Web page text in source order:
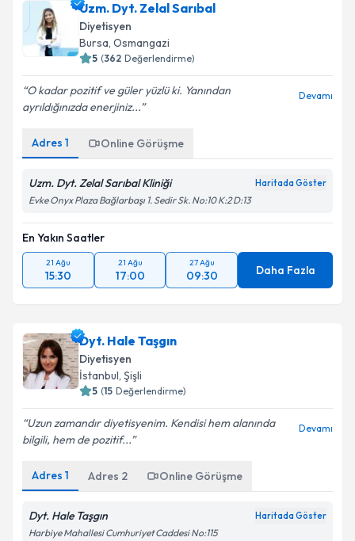
Uzm. Dyt. Zelal Sarıbal
Diyetisyen
Bursa, Osmangazi
5 (362 Değerlendirme)
O kadar pozitif ve güler yüzlü ki. Yanından
ayrıldığınızda enerjiniz...
Devamı
Adres 1 Online Görüşme
Uzm. Dyt. Zelal Sarıbal Kliniği Haritada Göster
Evke Onyx Plaza Bağlarbaşı 1. Sedir Sk. No:10 K:2 D:13
En Yakın Saatler
21 Ağu
15:30
21 Ağu
17:00
27 Ağu
09:30 Daha Fazla
Dyt. Hale Taşgın
Diyetisyen
İstanbul, Şişli
5 (15 Değerlendirme)
Uzun zamandır diyetisyenim. Kendisi hem alanında
bilgili, hem de pozitif...
Devamı
Adres 1 Adres 2 Online Görüşme
Dyt. Hale Taşgın Haritada Göster
Harbiye Mahallesi Cumhuriyet Caddesi No:115